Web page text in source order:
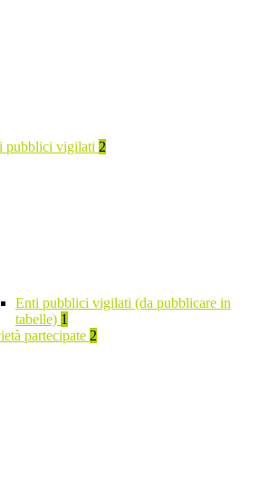
pubblici vigilati 2
Enti pubblici vigilati (da pubblicare in
tabelle) 1
partecipate 2